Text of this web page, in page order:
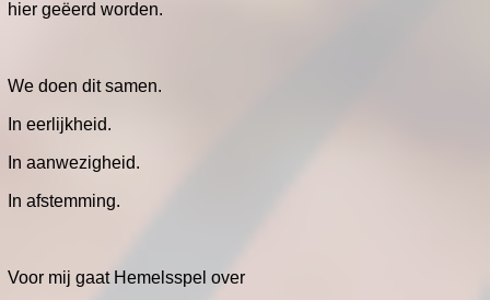
hier geëerd worden.
We doen dit samen.
In eerlijkheid.
In aanwezigheid.
In afstemming.
Voor mij gaat Hemelsspel over